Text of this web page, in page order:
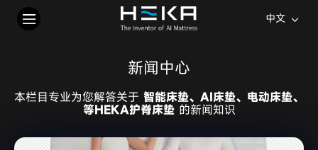
中文
新闻中心
本栏目专业为您解答关于 智能床垫、AI床垫、电动床垫、
等HEKA护脊床垫的新闻知识